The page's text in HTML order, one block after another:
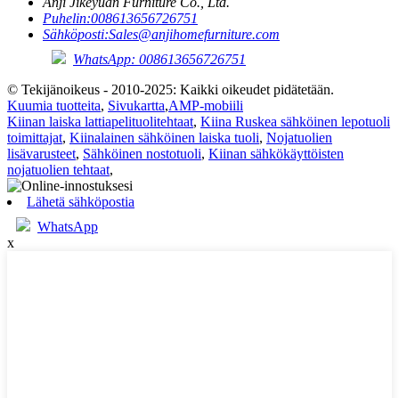
Puhelin:008613656726751
Sähköposti:Sales@anjihomefurniture.com
WhatsApp: 008613656726751
© Tekijänoikeus - 2010-2025: Kaikki oikeudet pidätetään.
Kuumia tuotteita, Sivukartta,AMP-mobiili
Kiinan laiska lattiapelituolitehtaat, Kiina Ruskea sähköinen lepotuoli
toimittajat, Kiinalainen sähköinen laiska tuoli, Nojatuolien
lisävarusteet, Sähköinen nostotuoli, Kiinan sähkökäyttöisten
nojatuolien tehtaat,
Lähetä sähköpostia
WhatsApp
x